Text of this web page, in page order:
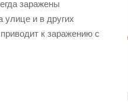
заражены
улице и в других
к заражению с